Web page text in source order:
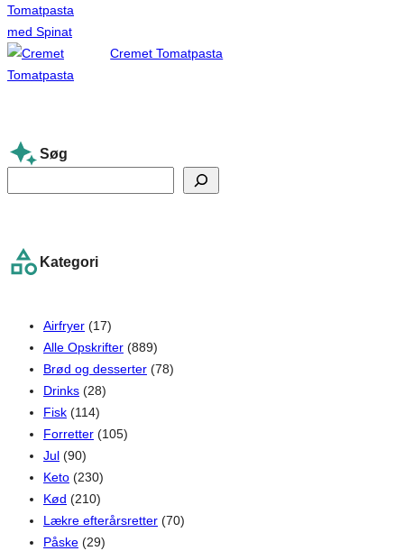
Cremet Tomatpasta
Søg
e
c
Kategori
Airfryer (17)
Alle Opskrifter (889)
Brød og desserter (78)
Drinks (28)
Fisk (114)
Forretter (105)
Jul (90)
Keto (230)
Kød (210)
Lækre efterårsretter (70)
Påske (29)